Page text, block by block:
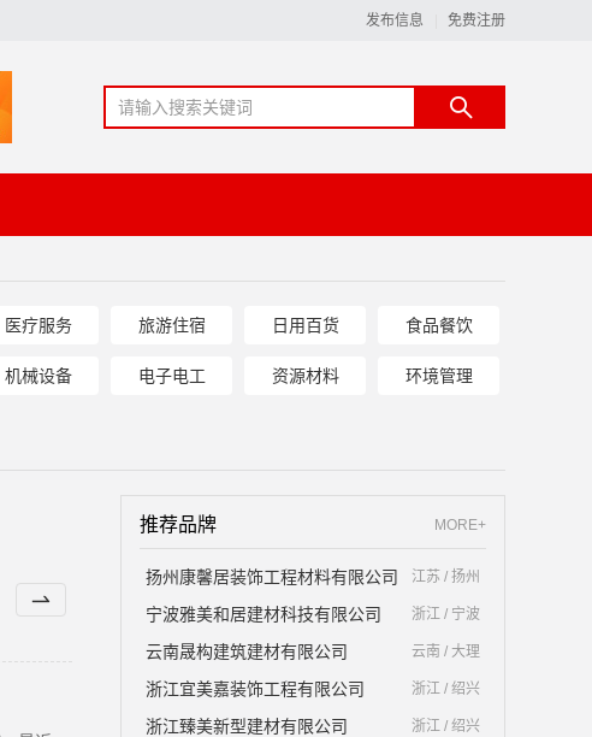
发布信息 免费注册
医疗服务 旅游住宿 日用百货 食品餐饮
机械设备 电子电工 资源材料 环境管理
推荐品牌 MORE+
扬州康馨居装饰工程材料有限公司 江苏 / 扬州
宁波雅美和居建材科技有限公司 浙江 / 宁波
云南晟构建筑建材有限公司 云南 / 大理
浙江宜美嘉装饰工程有限公司 浙江 / 绍兴
浙江臻美新型建材有限公司 浙江 / 绍兴